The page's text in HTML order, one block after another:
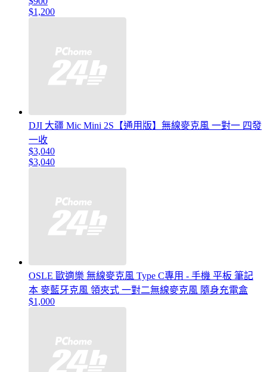
$1,200
DJI 大疆 Mic Mini 2S【通用版】無線麥克風 一對一 四發
一收
$3,040
$3,040
OSLE 歐適樂 無線麥克風 Type C專用 - 手機 平板 筆記
本 麥藍牙克風 領夾式 一對二無線麥克風 隨身充電盒
$1,000